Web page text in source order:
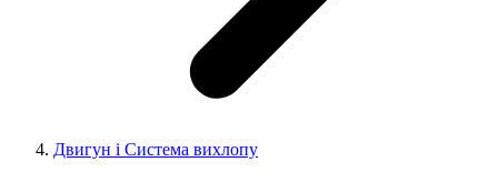
Двигун і Система вихлопу